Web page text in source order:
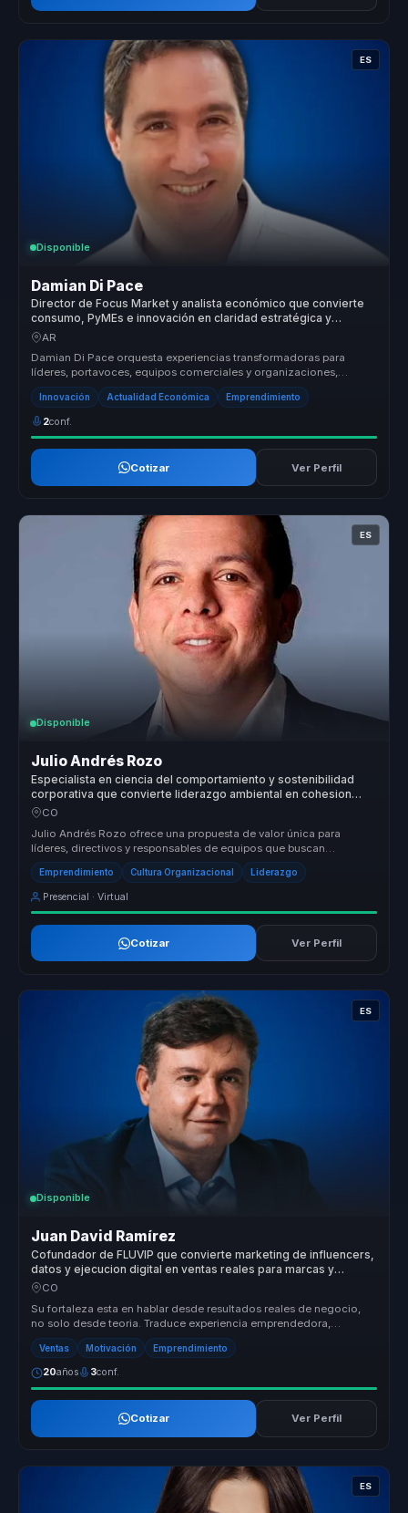
ES
Disponible
Damian Di Pace
Director de Focus Market y analista económico que convierte
consumo, PyMEs e innovación en claridad estratégica y
mejores decisiones comerciales para líderes.
AR
Damian Di Pace orquesta experiencias transformadoras para
líderes, portavoces, equipos comerciales y organizaciones,
permitiéndoles dejar...
Innovación Actualidad Económica Emprendimiento
2conf.
Cotizar Ver Perfil
ES
Disponible
Julio Andrés Rozo
Especialista en ciencia del comportamiento y sostenibilidad
corporativa que convierte liderazgo ambiental en cohesion
para directivos y equipos.
CO
Julio Andrés Rozo ofrece una propuesta de valor única para
líderes, directivos y responsables de equipos que buscan
transformar sus organ...
Emprendimiento Cultura Organizacional Liderazgo
Presencial · Virtual
Cotizar Ver Perfil
ES
Disponible
Juan David Ramírez
Cofundador de FLUVIP que convierte marketing de influencers,
datos y ejecucion digital en ventas reales para marcas y
equipos.
CO
Su fortaleza esta en hablar desde resultados reales de negocio,
no solo desde teoria. Traduce experiencia emprendedora,
marketing y tecno...
Ventas Motivación Emprendimiento
20años 3conf.
Cotizar Ver Perfil
ES